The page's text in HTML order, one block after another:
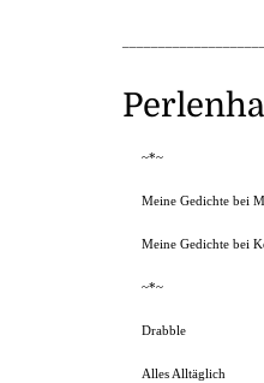
~*~
Meine Gedichte bei
Meine Gedichte bei
~*~
Drabble
Alles Alltäglich